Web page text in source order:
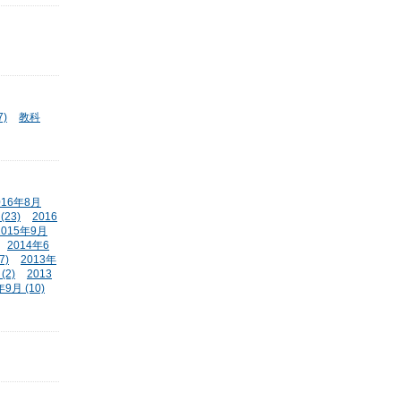
教科
年8月
2016
年9月
2014年6
2013年
2013
9月 (10)